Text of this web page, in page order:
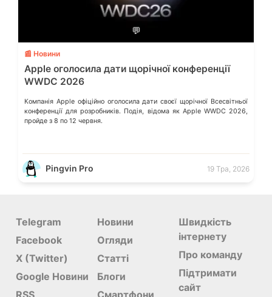
💬
📰 Новини
Apple оголосила дати щорічної конференції
WWDC 2026
Компанія Apple офіційно оголосила дати своєї щорічної Всесвітньої
конференції для розробників. Подія, відома як Apple WWDC 2026,
пройде з 8 по 12 червня.
Pingvin Pro 19 Тра, 2026
Telegram
Facebook
X (Twitter)
Google Новини
Новини
Огляди
Статті
Блоги
Швидкість
інтернету
Про команду
Підтримати
сайт